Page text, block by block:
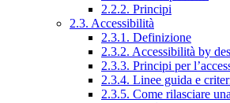
2.2.2. Principi
2.3. Accessibilità
2.3.1. Definizione
2.3.2. Accessibilità by
2.3.3. Principi per
2.3.4. Linee guida e
2.3.5. Come rilasciare